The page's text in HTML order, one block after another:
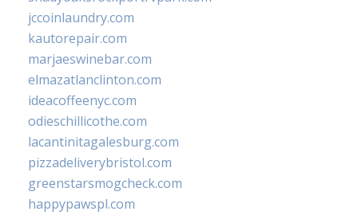
jccoinlaundry.com
kautorepair.com
marjaeswinebar.com
elmazatlanclinton.com
ideacoffeenyc.com
odieschillicothe.com
lacantinitagalesburg.com
pizzadeliverybristol.com
greenstarsmogcheck.com
happypawspl.com